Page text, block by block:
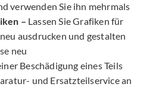
verwenden Sie ihn mehrmals
– Lassen Sie Grafiken für
ausdrucken und gestalten
neu
Beschädigung eines Teils
und Ersatzteilservice an